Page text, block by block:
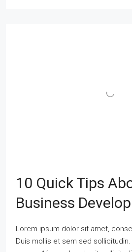
10 Quick Tips
Business
Lorem ipsum dolor sit amet,
Duis mollis et sem sed